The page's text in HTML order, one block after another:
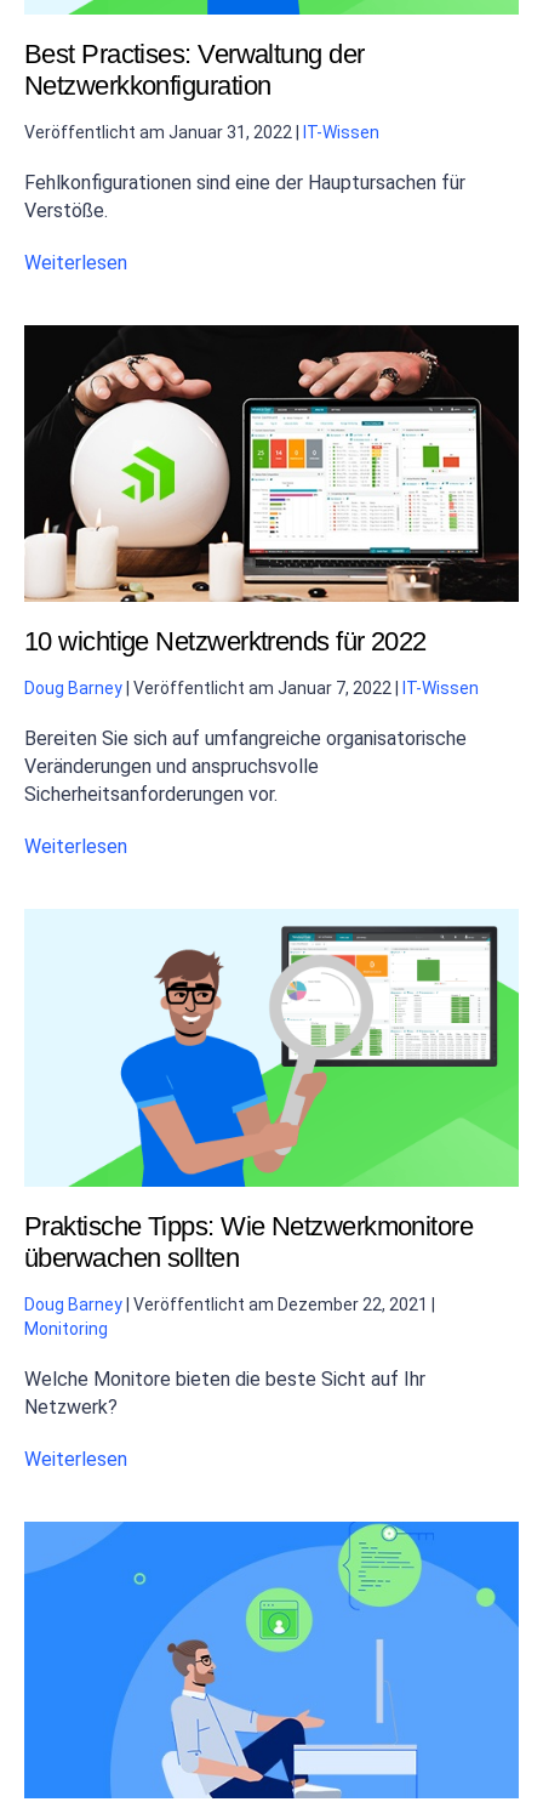
Best Practises: Verwaltung der
Netzwerkkonfiguration
Veröffentlicht am Januar 31, 2022 IT-Wissen
Fehlkonfigurationen sind eine der Hauptursachen für
Verstöße.
Weiterlesen
10 wichtige Netzwerktrends für 2022
Doug Barney Veröffentlicht am Januar 7, 2022 IT-Wissen
Bereiten Sie sich auf umfangreiche organisatorische
Veränderungen und anspruchsvolle
Sicherheitsanforderungen vor.
Weiterlesen
Praktische Tipps: Wie Netzwerkmonitore
überwachen sollten
Doug Barney Veröffentlicht am Dezember 22, 2021
Monitoring
Welche Monitore bieten die beste Sicht auf Ihr
Netzwerk?
Weiterlesen